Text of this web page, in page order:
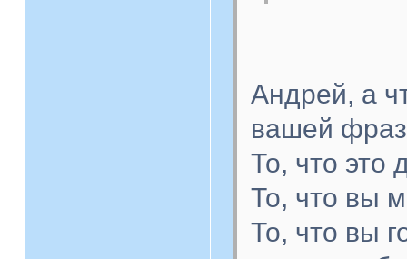
Андрей, а
вашей
То, что это
То, что вы
То, что вы